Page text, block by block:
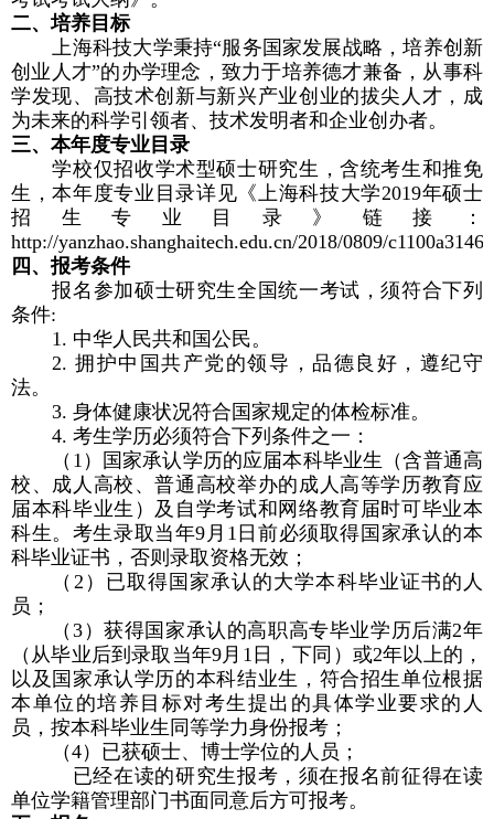
二、培养目标
上海科技大学秉持“服务国家发展战略，培养创新
创业人才”的办学理念，致力于培养德才兼备，从事科
学发现、高技术创新与新兴产业创业的拔尖人才，成
为未来的科学引领者、技术发明者和企业创办者。
三、本年度专业目录
学校仅招收学术型硕士研究生，含统考生和推免
生，本年度专业目录详见《上海科技大学2019年硕士
招生专业目录》链接：
http://yanzhao.shanghaitech.edu.cn/2018/0809/
四、报考条件
报名参加硕士研究生全国统一考试，须符合下列
条件:
1. 中华人民共和国公民。
2. 拥护中国共产党的领导，品德良好，遵纪守
法。
3.身体健康状况符合国家规定的体检标准。
4.考生学历必须符合下列条件之一：
（ 1 ）国家承认学历的应届本科毕业生（含普通高
校、成人高校、普通高校举办的成人高等学历教育应
届本科毕业生）及自学考试和网络教育届时可毕业本
科生。考生录取当年9 月 1 日前必须取得国家承认的本
科毕业证书，否则录取资格无效；
（ 2 ）已取得国家承认的大学本科毕业证书的人
员；
（3 ）获得国家承认的高职高专毕业学历后满2年
（从毕业后到录取当年9 月 1 日，下同）或2年以上的，
以及国家承认学历的本科结业生，符合招生单位根据
本单位的培养目标对考生提出的具体学业要求的人
员，按本科毕业生同等学力身份报考；
（4）已获硕士、博士学位的人员；
已经在读的研究生报考，须在报名前征得在读
单位学籍管理部门书面同意后方可报考。